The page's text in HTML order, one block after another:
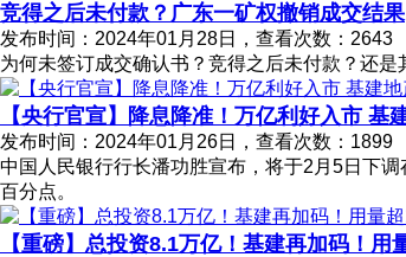
竞得之后未付款？广东一矿权撤销成交结果
发布时间：2024年01月28日，查看次数：2643
为何未签订成交确认书？竞得之后未付款？还是
【央行官宣】降息降准！万亿利好入市 基
发布时间：2024年01月26日，查看次数：1899
中国人民银行行长潘功胜宣布，将于2月5日下
百分点。
【重磅】总投资8.1万亿！基建再加码！